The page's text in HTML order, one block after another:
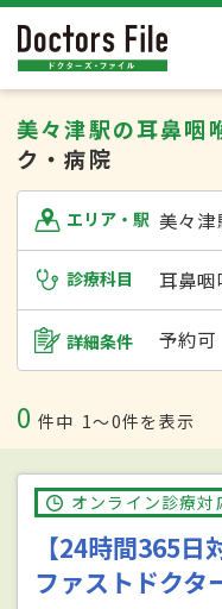
美々津駅の耳鼻咽
ク・病院
エリア・駅 美々津
診療科目 耳鼻咽
詳細条件 予約可
0 件中 1〜0件を表示
オンライン診療対
【24時間365日
ファストドクタ